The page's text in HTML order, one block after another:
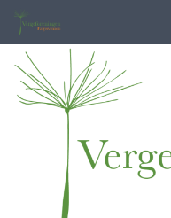
Skip to content